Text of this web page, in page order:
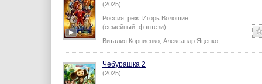
(2025)
Россия, реж. Игорь Волошин
(семейный, фэнтези)
Виталия Корниенко Александр Яценко
Чебурашка 2
(2025)